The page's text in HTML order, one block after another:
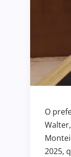
O
2025,